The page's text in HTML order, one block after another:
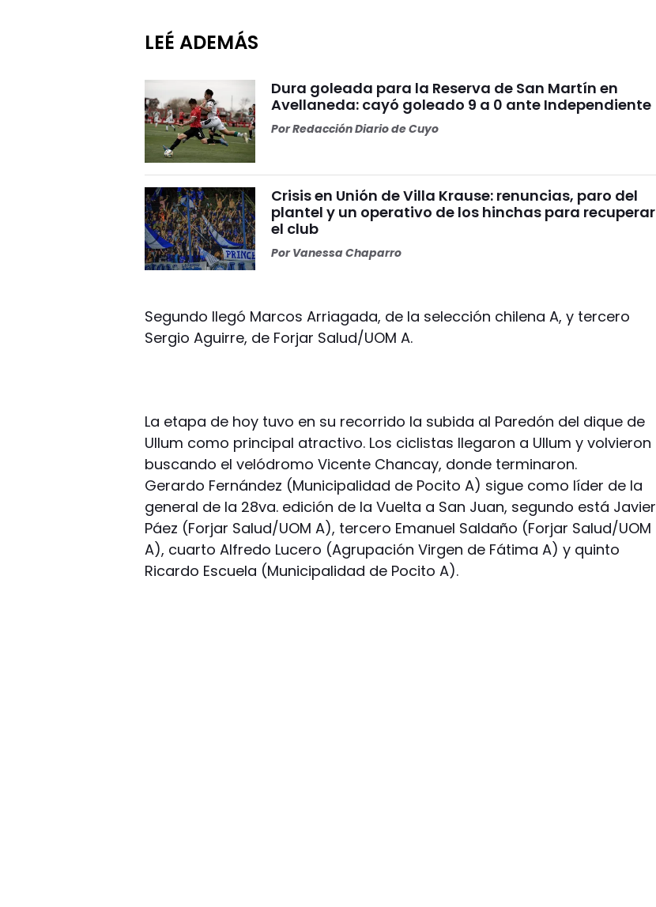
LEÉ ADEMÁS
Dura goleada para la Reserva de San Martín en
Avellaneda: cayó goleado 9 a 0 ante Independiente
PorRedacción Diario de Cuyo
Crisis en Unión de Villa Krause: renuncias, paro del
plantel y un operativo de los hinchas para recuperar
el club
PorVanessa Chaparro
Segundo llegó Marcos Arriagada, de la selección chilena A, y tercero
Sergio Aguirre, de Forjar Salud/UOM A.
La etapa de hoy tuvo en su recorrido la subida al Paredón del dique de
Ullum como principal atractivo. Los ciclistas llegaron a Ullum y volvieron
buscando el velódromo Vicente Chancay, donde terminaron.
Gerardo Fernández (Municipalidad de Pocito A) sigue como líder de la
general de la 28va. edición de la Vuelta a San Juan, segundo está Javier
Páez (Forjar Salud/UOM A), tercero Emanuel Saldaño (Forjar Salud/UOM
A), cuarto Alfredo Lucero (Agrupación Virgen de Fátima A) y quinto
Ricardo Escuela (Municipalidad de Pocito A).